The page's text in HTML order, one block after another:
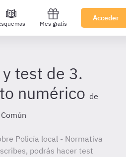
Mes gratis
Acceder
test de 3.
numérico de
Policía local - Normativa
podrás hacer test